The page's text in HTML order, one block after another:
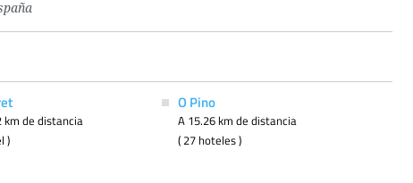
km de distancia
)
O Pino
A 15.26 km de distancia
( 27 hoteles )